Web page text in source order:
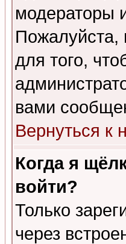
модераторы
Пожалуйста,
для того,
вами
Вернуться к
Когда я
войти?
Только
через